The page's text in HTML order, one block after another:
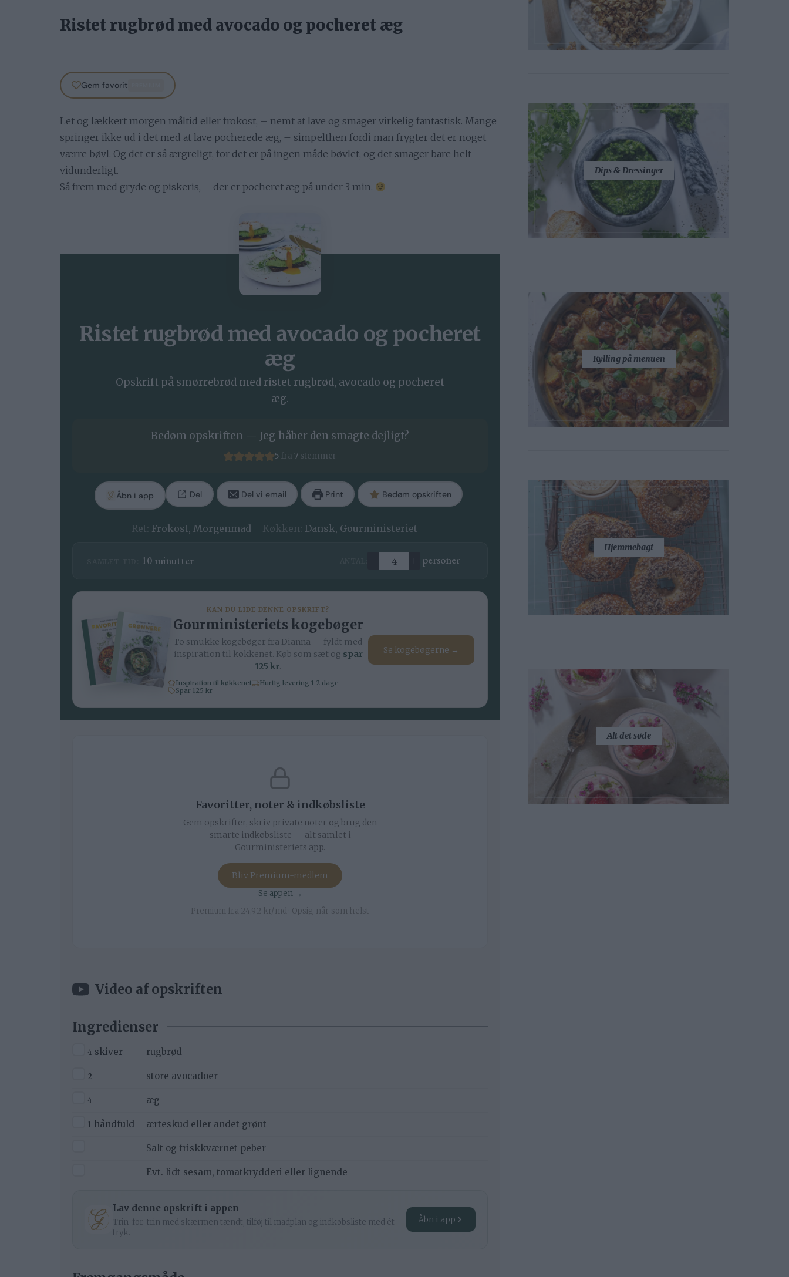
Ristet rugbrød med avocado og pocheret æg
Gem favorit
Let og lækkert morgen måltid eller frokost, – nemt at lave og smager virkelig fantastisk. Mange
springer ikke ud i det med at lave pocherede æg, – simpelthen fordi man frygter det er noget
værre bøvl. Og det er så ærgreligt, for det er på ingen måde bøvlet, og det smager bare helt
vidunderligt.
Så frem med gryde og piskeris, – der er pocheret æg på under 3 min.
Ristet rugbrød med avocado og pocheret
æg
Opskrift på smørrebrød med ristet rugbrød, avocado og pocheret
æg.
Bedøm opskriften — Jeg håber den smagte dejligt?
5 fra 7 stemmer
Åbn i app Del Del vi email Print Bedøm opskriften
Ret: Frokost, Morgenmad Køkken: Dansk, Gourministeriet
10minutter
minutter
Ændre antal
– + personer
KAN DU LIDE DENNE OPSKRIFT?
Gourministeriets kogebøger
To smukke kogebøger fra Dianna — fyldt med
inspiration til køkkenet. Køb som sæt og spar
125 kr.
Inspiration til køkkenet
Hurtig levering 1-2 dage
Spar 125 kr
Se kogebøgerne →
Favoritter, noter & indkøbsliste
Gem opskrifter, skriv private noter og brug den
smarte indkøbsliste — alt samlet i
Gourministeriets app.
Bliv Premium-medlem
Se appen →
Premium fra 24,92 kr/md · Opsig når som helst
Video af opskriften
Ingredienser
▢
4 skiver rugbrød
▢
2 store avocadoer
▢
4 æg
▢
1 håndfuld ærteskud eller andet grønt
Salt og friskkværnet peber
Evt. lidt sesam, tomatkrydderi eller lignende
Lav denne opskrift i appen
Trin-for-trin med skærmen tændt, tilføj til madplan og indkøbsliste med ét
tryk.
Åbn i app
Dips & Dressinger
Kylling på menuen
Hjemmebagt
Alt det søde